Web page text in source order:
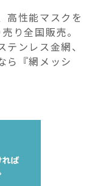
高性能マスクを
り全国販売。
ンレス金網、
ら『網メッシ